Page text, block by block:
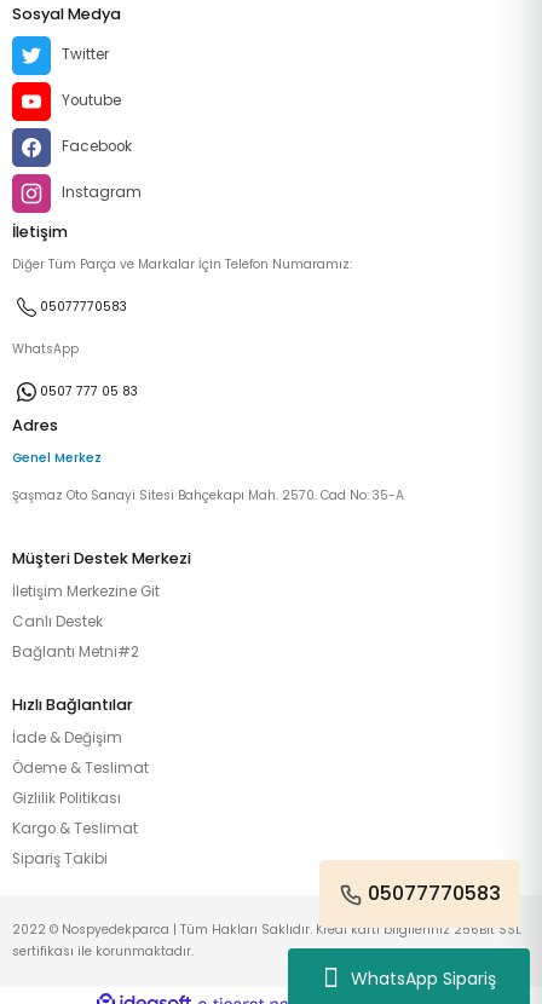
WhatsApp Sipariş
Sosyal Medya
Twitter
Youtube
Facebook
Instagram
İletişim
Diğer Tüm Parça ve Markalar İçin Telefon Numaramız:
05077770583
WhatsApp
0507 777 05 83
Adres
Genel Merkez
Şaşmaz Oto Sanayi Sitesi Bahçekapı Mah. 2570. Cad No: 35-A
Müşteri Destek Merkezi
İletişim Merkezine Git
Canlı Destek
Bağlantı Metni#2
Hızlı Bağlantılar
İade & Değişim
Ödeme & Teslimat
Gizlilik Politikası
Kargo & Teslimat
Sipariş Takibi
05077770583
2022 © Nospyedekparca | Tüm Hakları Saklıdır. Kredi kartı bilgileriniz 256Bit SSL
sertifikası ile korunmaktadır.